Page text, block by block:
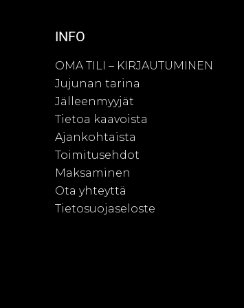
INFO
OMA TILI – KIRJAUTUMINEN
Jujunan tarina
Jälleenmyyjät
Tietoa kaavoista
Ajankohtaista
Toimitusehdot
Maksaminen
Ota yhteyttä
Tietosuojaseloste